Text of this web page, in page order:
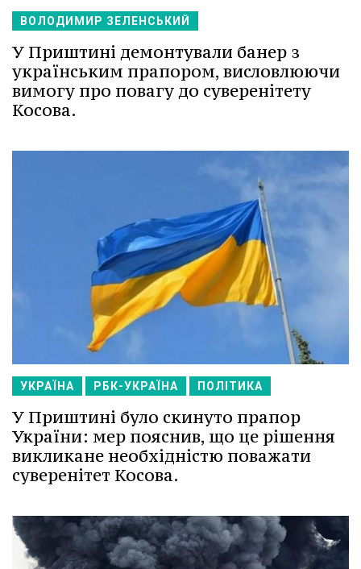
ВОЛОДИМИР ЗЕЛЕНСЬКИЙ
У Приштині демонтували банер з
українським прапором, висловлюючи
вимогу про повагу до суверенітету
Косова.
УКРАЇНА РБК-УКРАЇНА ПОЛІТИКА
У Приштині було скинуто прапор
України: мер пояснив, що це рішення
викликане необхідністю поважати
суверенітет Косова.